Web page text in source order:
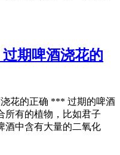
期啤酒浇花的
花的正确 *** 过期的啤酒
所有的植物，比如君子
酒中含有大量的二氧化